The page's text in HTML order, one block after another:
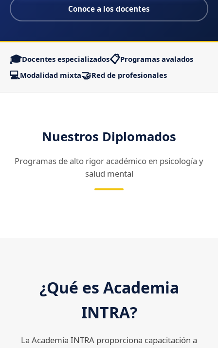
Conoce a los docentes
🎓Docentes especializados📋Programas avalados
💻Modalidad mixta🤝Red de profesionales
Nuestros Diplomados
Programas de alto rigor académico en psicología y
salud mental
¿Qué es Academia
INTRA?
La Academia INTRA proporciona capacitación a